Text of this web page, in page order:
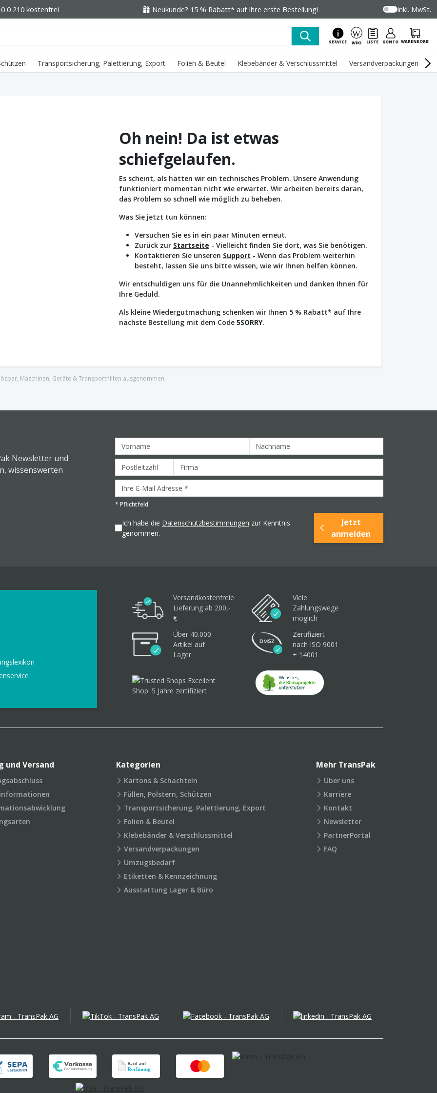
0 210 kostenfrei Neukunde? 15 % Rabatt* auf Ihre erste Bestellung! inkl. MwSt.
SERVICE WIKI LISTE KONTO WARENKORB
Transportsicherung, Palettierung, Export Folien & Beutel Klebebänder & Verschlussmittel Versandverpackungen
Oh nein! Da ist etwas
schiefgelaufen.
Es scheint, als hätten wir ein technisches Problem. Unsere Anwendung
funktioniert momentan nicht wie erwartet. Wir arbeiten bereits daran,
das Problem so schnell wie möglich zu beheben.
Was Sie jetzt tun können:
Versuchen Sie es in ein paar Minuten erneut.
Zurück zur Startseite - Vielleicht finden Sie dort, was Sie benötigen.
Kontaktieren Sie unseren Support - Wenn das Problem weiterhin
besteht, lassen Sie uns bitte wissen, wie wir Ihnen helfen können.
Wir entschuldigen uns für die Unannehmlichkeiten und danken Ihnen für
Ihre Geduld.
Als kleine Wiedergutmachung schenken wir Ihnen 5 % Rabatt* auf Ihre
nächste Bestellung mit dem Code 5SORRY.
Maschinen, Geräte & Transporthilfen ausgenommen.
Newsletter und
wissenswerten
* Pflichtfeld
Ich habe die Datenschutzbestimmungen zur Kenntnis
genommen.
Jetzt
anmelden
Versandkostenfreie
Lieferung ab 200,-
€
Viele
Zahlungswege
möglich
Über 40.000
Artikel auf
Lager
Zertifiziert
nach ISO 9001
+ 14001
und Versand Kategorien
Kartons & Schachteln
Füllen, Polstern, Schützen
Transportsicherung, Palettierung, Export
Folien & Beutel
Klebebänder & Verschlussmittel
Versandverpackungen
Umzugsbedarf
Etiketten & Kennzeichnung
Ausstattung Lager & Büro
Mehr TransPak
Über uns
Karriere
Kontakt
Newsletter
PartnerPortal
FAQ